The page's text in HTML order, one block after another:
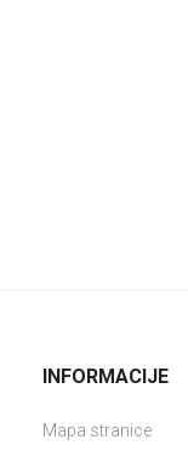
INFORMACIJE
Mapa stranice